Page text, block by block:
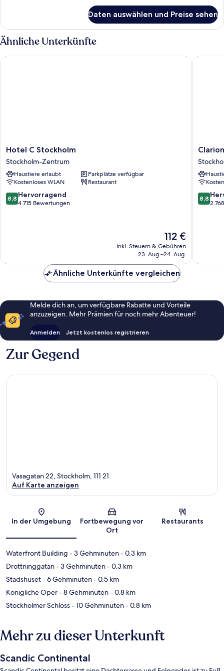
Daten auswählen und Preise sehen
Ähnliche Unterkünfte
Hotel
C
Stockholm
Stockholm-
Zentrum
Hotel C Stockholm
Stockholm-Zentrum
Haustiere erlaubt
Parkplätze verfügbar
Kostenloses WLAN
Restaurant
8.8
von
8,8 Hervorragend
4.715 Bewertungen
Der
Preis
beträgt
112 €
inkl. Steuern & Gebühren
23. Aug.–24. Aug.
Hotel C Stockholm
Clarion
Hotel
8.8
von
8,8
Clarion
Ähnliche Unterkünfte vergleichen
Melde dich an, um verfügbare Rabatte und Vorteile
anzuzeigen. Mehr Prämien für noch mehr Abenteuer!
Anmelden Jetzt kostenlos registrieren
Zur Gegend
Karte
Vasagatan 22, Stockholm, 111 21
Auf Karte anzeigen
In der Umgebung
Fortbewegung vor
Ort
Restaurants
Waterfront Building - 3 Gehminuten- 0.3 km
Drottninggatan- 3 Gehminuten- 0.3 km
Stadshuset- 6 Gehminuten- 0.5 km
Königliche Oper- 8 Gehminuten- 0.8 km
Stockholmer Schloss- 10 Gehminuten- 0.8 km
Mehr zu dieser Unterkunft
Scandic Continental